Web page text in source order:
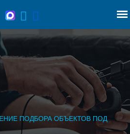
ПОДБОРА ОБЪЕКТОВ ПОД